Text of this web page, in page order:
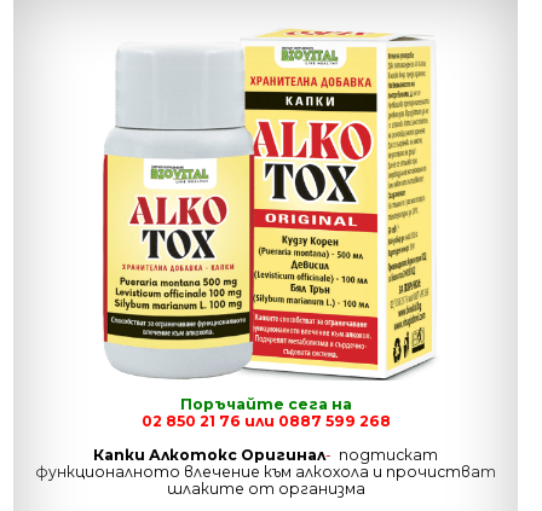
Поръчайте сега на
02 850 21 76 или 0887 599 268
Капки Алкотокс Оригинал- подтискат
функционалното влечение към алкохола и прочистват
шлаките от организма